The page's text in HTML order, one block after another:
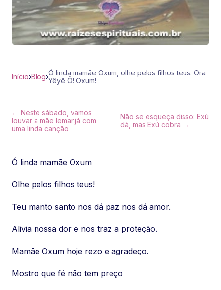
Início›Blog›Ó linda mamãe Oxum, olhe pelos filhos teus. Ora
Yêyê Ô! Oxum!
← Neste sábado, vamos
louvar a mãe Iemanjá com
uma linda canção
Não se esqueça disso: Exú
dá, mas Exú cobra →
Ó linda mamãe Oxum
Olhe pelos filhos teus!
Teu manto santo nos dá paz nos dá amor.
Alivia nossa dor e nos traz a proteção.
Mamãe Oxum hoje rezo e agradeço.
Mostro que fé não tem preço